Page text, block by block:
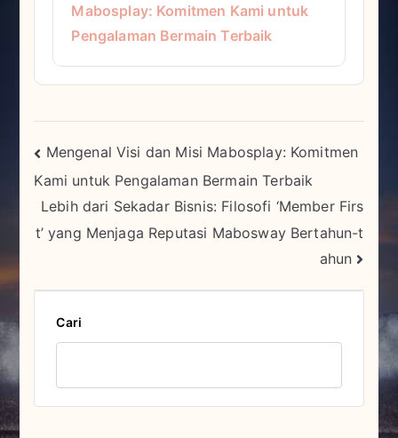
Mabosplay: Komitmen Kami untuk
Pengalaman Bermain Terbaik
Navigasi
pos
Mengenal Visi dan Misi Mabosplay: Komitmen
Kami untuk Pengalaman Bermain Terbaik
Lebih dari Sekadar Bisnis: Filosofi ‘Member Firs
t’ yang Menjaga Reputasi Mabosway Bertahun-t
ahun
Cari